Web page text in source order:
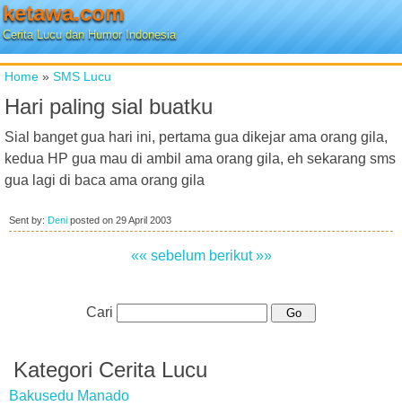
ketawa.com
Cerita Lucu dan Humor Indonesia
Home » SMS Lucu
Hari paling sial buatku
Sial banget gua hari ini, pertama gua dikejar ama orang gila,
kedua HP gua mau di ambil ama orang gila, eh sekarang sms
gua lagi di baca ama orang gila
Sent by: Deni posted on 29 April 2003
«« sebelum berikut »»
Cari
Kategori Cerita Lucu
Bakusedu Manado